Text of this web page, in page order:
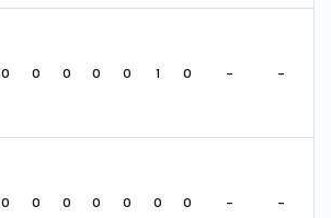
0 0 0 0 0 1 0 - -
0 0 0 0 0 0 0 - -